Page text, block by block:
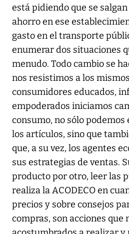
está pidiendo que se
ahorro en ese
gasto en el transporte
enumerar dos situaciones
menudo. Todo cambio se
nos resistimos a los
consumidores educados,
empoderados iniciamos
consumo, no sólo
los artículos, sino que
que, a su vez, los agentes
sus estrategias de ventas.
producto por otro, leer las
realiza la ACODECO en
precios y sobre consejos
compras, son acciones que